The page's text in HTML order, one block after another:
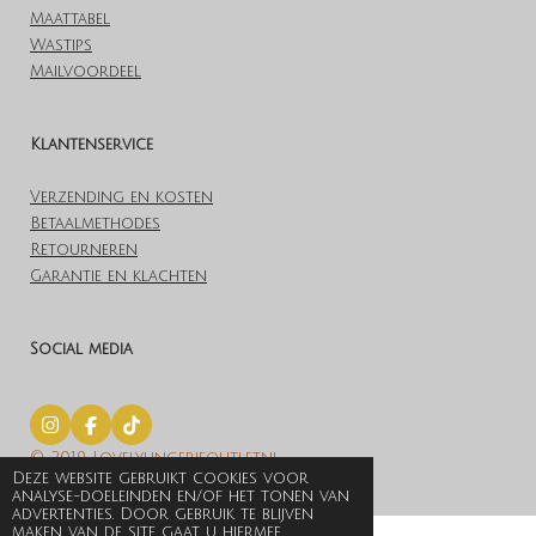
Deze website gebruikt cookies voor
analyse-doeleinden en/of het tonen van
advertenties. Door gebruik te blijven
maken van de site gaat u hiermee
Maattabel
Wastips
Mailvoordeel
Klantenservice
Verzending en kosten
Betaalmethodes
Retourneren
Garantie en klachten
Social media
I
n
t
a
g
F
a
e
b
o
T
i
T
o
k
© 2019 Lovelylingerieoutlet.nl
Powered by JouwWeb